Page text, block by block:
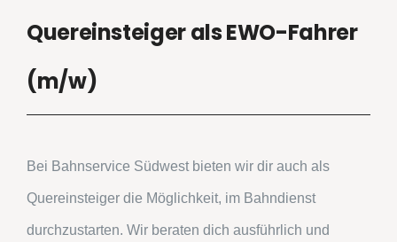
Quereinsteiger als EWO-Fahrer
(m/w)
Bei Bahnservice Südwest bieten wir dir auch als
Quereinsteiger die Möglichkeit, im Bahndienst
durchzustarten. Wir beraten dich ausführlich und